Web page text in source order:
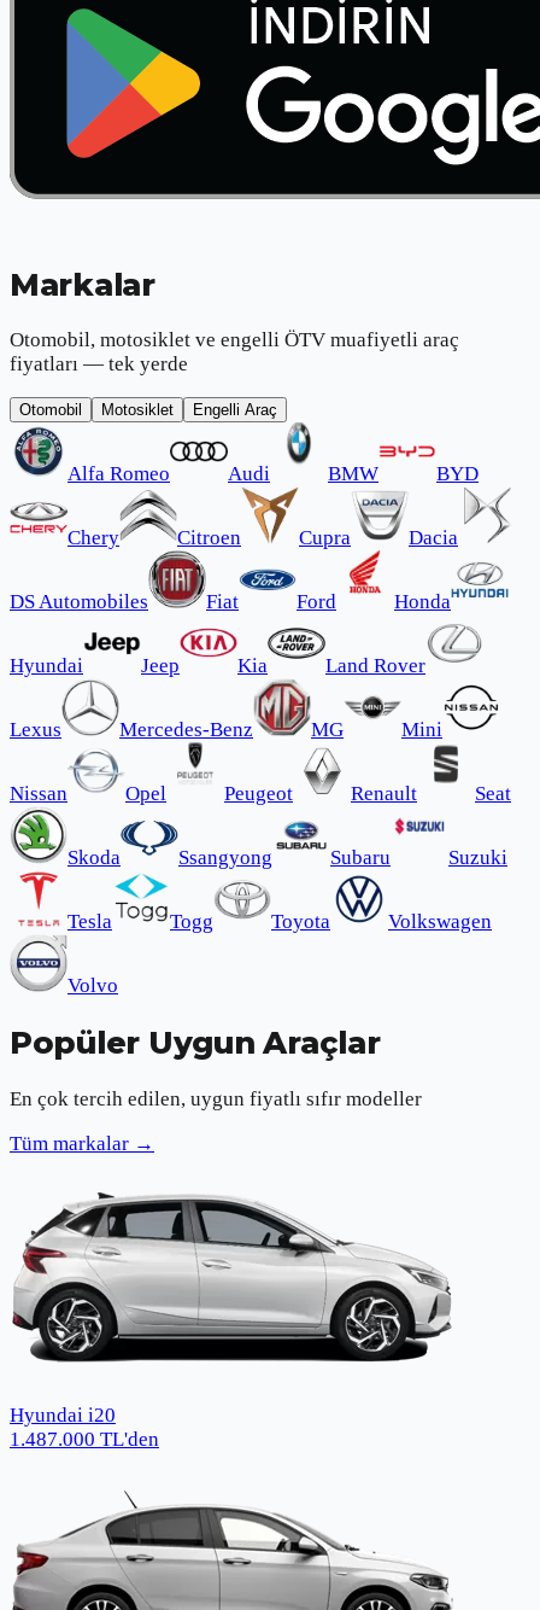
Markalar
Otomobil, motosiklet ve engelli ÖTV muafiyetli araç
fiyatları — tek yerde
Otomobil Motosiklet Engelli Araç
Alfa Romeo Audi BMW BYD
Chery Citroen Cupra Dacia
DS Automobiles Fiat Ford Honda
Hyundai Jeep Kia Land Rover
Lexus Mercedes-Benz MG Mini
Nissan Opel Peugeot Renault Seat
Skoda Ssangyong Subaru Suzuki
Tesla Togg Toyota Volkswagen
Volvo
Popüler Uygun Araçlar
En çok tercih edilen, uygun fiyatlı sıfır modeller
Tüm markalar →
Hyundai i20
1.487.000 TL'den